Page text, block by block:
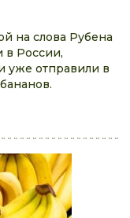
на слова Рубена
в России,
уже отправили в